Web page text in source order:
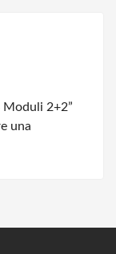
Moduli 2+2”
una